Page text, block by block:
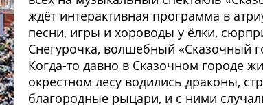
ждёт интерактивная программа в
песни, игры и хороводы у ёлки,
Снегурочка, волшебный «Сказочный
Когда-то давно в Сказочном городе
окрестном лесу водились драконы,
благородные рыцари, и с ними